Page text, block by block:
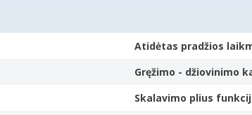
Atidėtas pradžios
Gręžimo - džiovinimo
Skalavimo plius